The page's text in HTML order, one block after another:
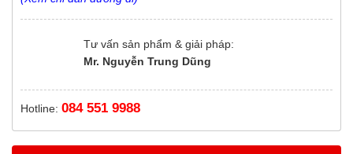
Tư vấn sản phẩm & giải pháp:
Mr. Nguyễn Trung Dũng
Hotline: 084 551 9988